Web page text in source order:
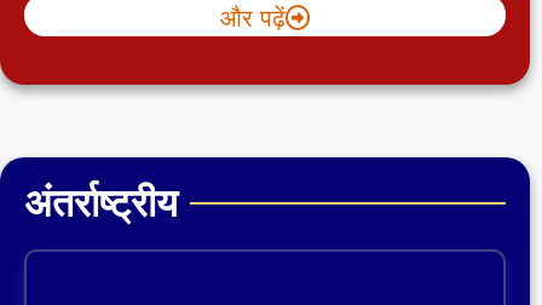
और पढ़ें
अंतर्राष्ट्रीय